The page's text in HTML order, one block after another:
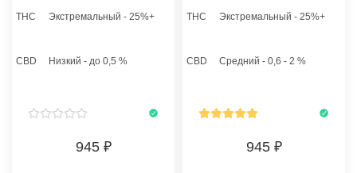
фундука, отличная
делают этот стрейн крайне
THC Экстремальный - 25%+
CBD Низкий - до 0,5 %
945
выращивания в коммерческих
наличии в нашем интернет-
THC Экстремальный - 25%+
CBD Средний - 0,6 - 2 %
945